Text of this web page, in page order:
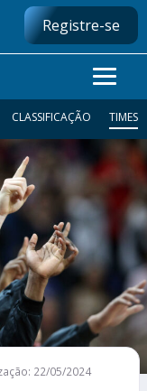
Registre-se
CLASSIFICAÇÃO TIMES
22/05/2024